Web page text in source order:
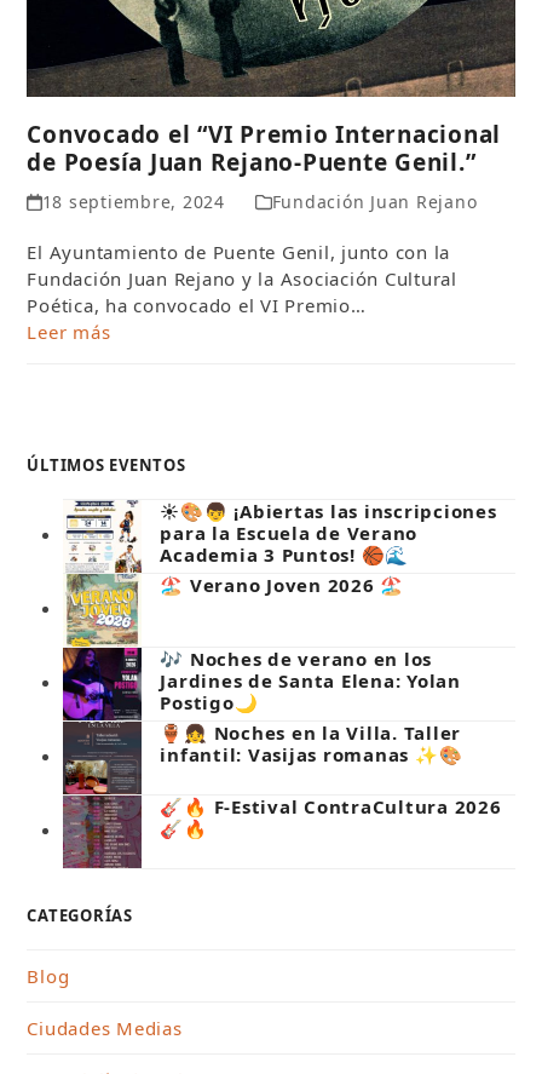
Convocado el “VI Premio Internacional
de Poesía Juan Rejano-Puente Genil.”
18 septiembre, 2024 Fundación Juan Rejano
El Ayuntamiento de Puente Genil, junto con la
Fundación Juan Rejano y la Asociación Cultural
Poética, ha convocado el VI Premio…
Leer más
ÚLTIMOS EVENTOS
☀️🎨👦 ¡Abiertas las inscripciones
para la Escuela de Verano
Academia 3 Puntos! 🏀🌊
🏖️ Verano Joven 2026 🏖️
🎶 Noches de verano en los
Jardines de Santa Elena: Yolan
Postigo🌙
🏺👧 Noches en la Villa. Taller
infantil: Vasijas romanas ✨🎨
🎸🔥 F-Estival ContraCultura 2026
🎸🔥
CATEGORÍAS
Blog
Ciudades Medias